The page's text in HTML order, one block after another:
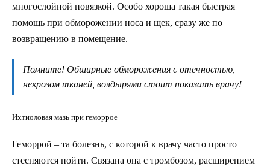
многослойной повязкой. Особо хороша такая быстрая
помощь при обморожении носа и щек, сразу же по
возвращению в помещение.
Помните! Обширные обморожения с отечностью,
некрозом тканей, волдырями стоит показать врачу!
Ихтиоловая мазь при геморрое
Геморрой – та болезнь, с которой к врачу часто просто
стесняются пойти. Связана она с тромбозом, расширением